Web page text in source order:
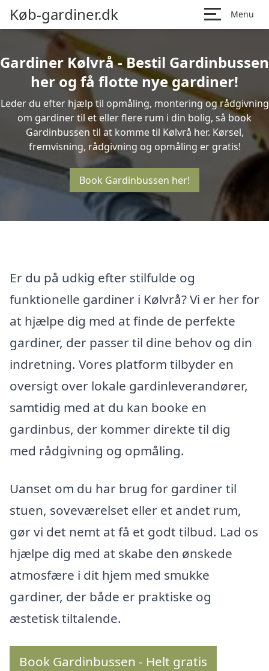
Køb-gardiner.dk Menu
Gardiner Kølvrå - Bestil Gardinbussen
her og få flotte nye gardiner!
Leder du efter hjælp til opmåling, montering og rådgivning
om gardiner til et eller flere rum i din bolig, så book
Gardinbussen til at komme til Kølvrå her. Kørsel,
fremvisning, rådgivning og opmåling er gratis!
Book Gardinbussen her!
Er du på udkig efter stilfulde og
funktionelle gardiner i Kølvrå? Vi er her for
at hjælpe dig med at finde de perfekte
gardiner, der passer til dine behov og din
indretning. Vores platform tilbyder en
oversigt over lokale gardinleverandører,
samtidig med at du kan booke en
gardinbus, der kommer direkte til dig
med rådgivning og opmåling.
Uanset om du har brug for gardiner til
stuen, soveværelset eller et andet rum,
gør vi det nemt at få et godt tilbud. Lad os
hjælpe dig med at skabe den ønskede
atmosfære i dit hjem med smukke
gardiner, der både er praktiske og
æstetisk tiltalende.
Book Gardinbussen - Helt gratis